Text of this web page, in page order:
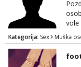
vole
Kategorija: Sex Muška